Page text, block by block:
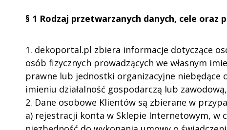
§ 1 Rodzaj przetwarzanych danych, cele oraz
1. dekoportal.pl zbiera informacje dotyczące
osób fizycznych prowadzących we własnym
prawne lub jednostki organizacyjne niebędące
imieniu działalność gospodarczą lub
2. Dane osobowe Klientów są zbierane w
a) rejestracji konta w Sklepie Internetowym, w